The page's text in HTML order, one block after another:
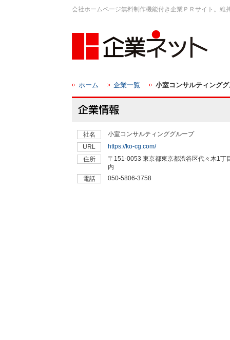
会社ホームページ無料制作機能付き企業ＰＲサイト。
ホーム 企業一覧 小室コンサルティング
社名
小室コンサルティンググループ
URL
https://ko-cg.com/
住所
〒151-0053 東京都東京都渋谷区代々木1丁
内
電話
050-5806-3758